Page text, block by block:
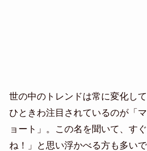
世の中のトレンドは常に変化し
ひときわ注目されているのが「
ョート」。この名を聞いて、す
ね！」と思い浮かべる方も多い